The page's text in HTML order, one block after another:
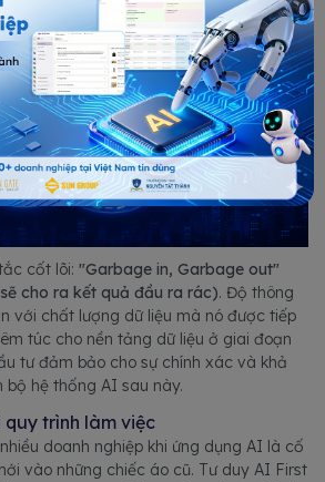
cốt lõi: "Garbage in, Garbage out"
cho ra kết quả đầu ra rác). Độ thông
với chất lượng dữ liệu mà nó được tiếp
túc cho nền tảng dữ liệu ở giai đoạn
tư đảm bảo cho sự chính xác và khả
hệ thống AI sau này.
quy trình làm việc
doanh nghiệp khi ứng dụng AI là cố
vào những chiếc áo cũ. Tư duy AI First